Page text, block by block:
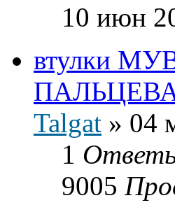
10 июн
втулки
Talgat » 04
1
9005